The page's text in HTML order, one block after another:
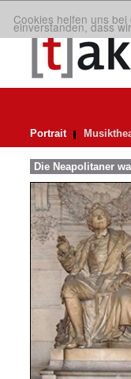
Cookies helfen uns
einverstanden, dass
Portrait
Die Neapolitaner